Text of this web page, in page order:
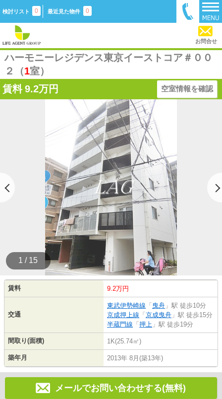
検討リスト 0 最近見た物件 0
お問合せ
ハーモニーレジデンス東京イーストコア＃００
２（1室）
賃料 9.2万円 空室情報を確認
1 / 15
賃料 9.2万円
交通
東武伊勢崎線 「 曳舟 」駅 徒歩10分
京成押上線 「 京成曳舟 」駅 徒歩15分
半蔵門線 「 押上 」駅 徒歩19分
間取り(面積) 1K(25.74㎡)
築年月 2013年 8月(築13年)
メールでお問い合わせする(無料)